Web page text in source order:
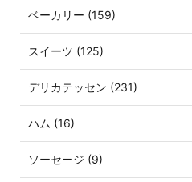
ベーカリー (159)
スイーツ (125)
デリカテッセン (231)
ハム (16)
ソーセージ (9)